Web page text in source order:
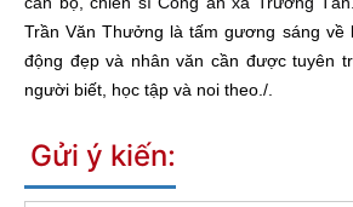
Trần Văn Thưởng là tấm gương sáng về
động đẹp và nhân văn cần được tuyên
người biết, học tập và noi theo./.
Gửi ý kiến: